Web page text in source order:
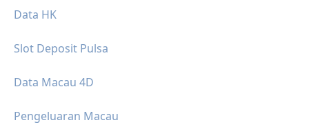
Data HK
Slot Deposit Pulsa
Data Macau 4D
Pengeluaran Macau